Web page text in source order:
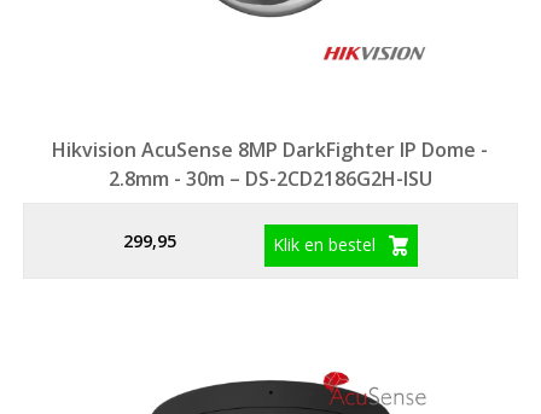
Hikvision AcuSense 8MP DarkFighter IP Dome -
2.8mm - 30m – DS-2CD2186G2H-ISU
299,95 Klik en bestel